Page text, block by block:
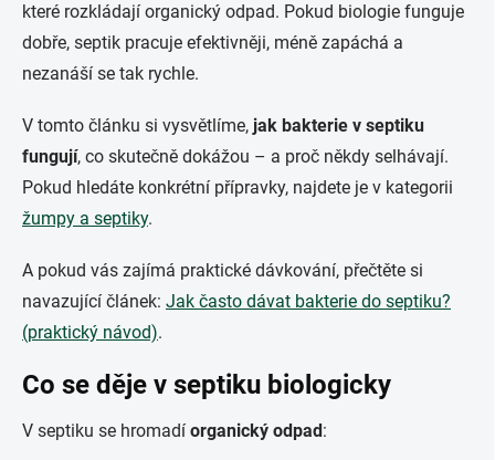
které rozkládají organický odpad. Pokud biologie funguje
dobře, septik pracuje efektivněji, méně zapáchá a
nezanáší se tak rychle.
V tomto článku si vysvětlíme, jak bakterie v septiku
fungují, co skutečně dokážou – a proč někdy selhávají.
Pokud hledáte konkrétní přípravky, najdete je v kategorii
žumpy a septiky.
A pokud vás zajímá praktické dávkování, přečtěte si
navazující článek: Jak často dávat bakterie do septiku?
(praktický návod).
Co se děje v septiku biologicky
V septiku se hromadí organický odpad: